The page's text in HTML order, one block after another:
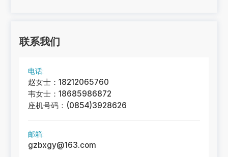
联系我们
电话:
赵女士：18212065760
韦女士：18685986872
座机号码：(0854)3928626
邮箱:
gzbxgy@163.com